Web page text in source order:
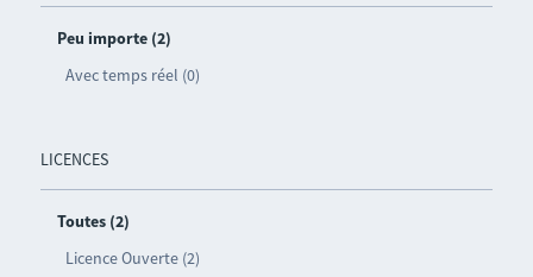
Peu importe (2)
Avec temps réel (0)
LICENCES
Toutes (2)
Licence Ouverte (2)